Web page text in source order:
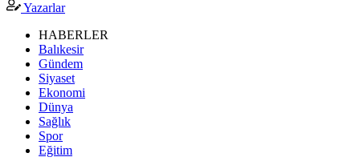
Yazarlar
HABERLER
Balıkesir
Gündem
Siyaset
Ekonomi
Dünya
Sağlık
Spor
Eğitim